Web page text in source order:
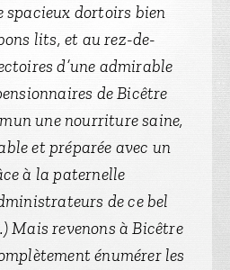
spacieux dortoirs bien
lits, et au rez-de-
d’une admirable
de Bicêtre
une nourriture saine,
et préparée avec un
à la paternelle
de ce bel
Mais revenons à Bicêtre
énumérer les